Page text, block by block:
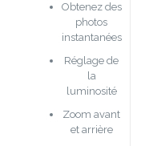
Obtenez des
photos
instantanées
Réglage de
la
luminosité
Zoom avant
et arrière